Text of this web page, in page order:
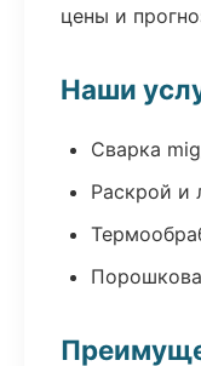
цены и
Наши
Сварка
Раскрой и